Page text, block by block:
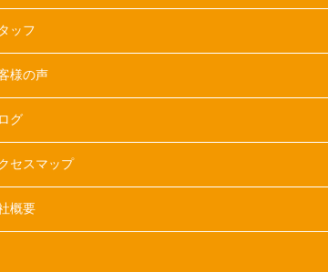
ッフ
様の声
グ
セスマップ
概要